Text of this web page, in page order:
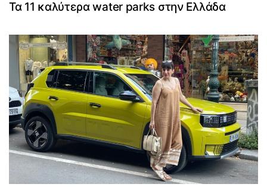
Τα 11 καλύτερα water parks στην Ελλάδα